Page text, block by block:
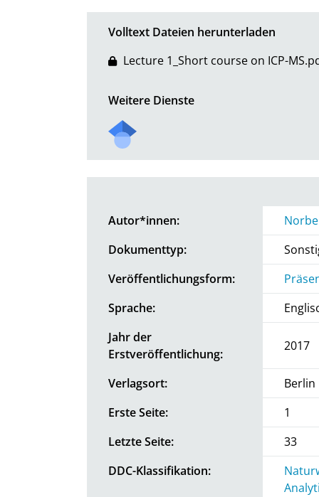
Volltext Dateien herunterladen
Lecture 1_Short course on ICP-
Weitere Dienste
Autor*innen:
Dokumenttyp:
Veröffentlichungsform:
Sprache:
Jahr der
Erstveröffentlichung:
2017
Verlagsort:
Berlin
Erste Seite:
1
Letzte Seite:
33
DDC-Klassifikation: